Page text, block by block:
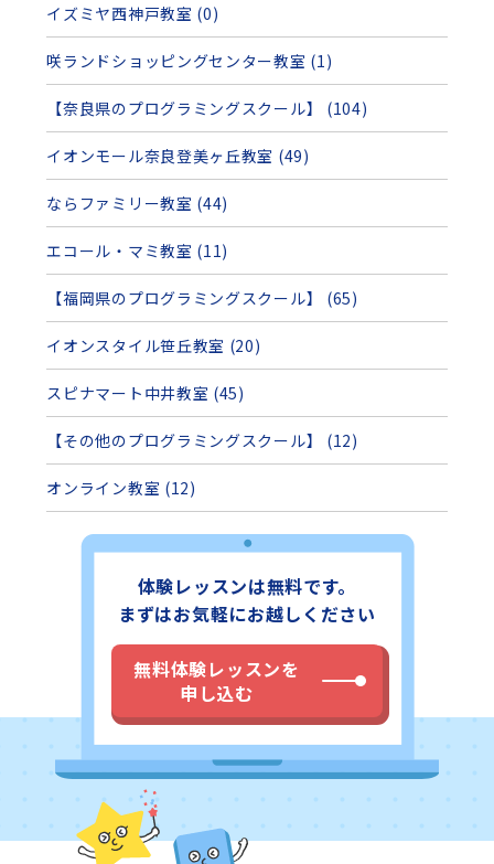
イズミヤ西神戸教室 (0)
咲ランドショッピングセンター教室 (1)
【奈良県のプログラミングスクール】 (104)
イオンモール奈良登美ヶ丘教室 (49)
ならファミリー教室 (44)
エコール・マミ教室 (11)
【福岡県のプログラミングスクール】 (65)
イオンスタイル笹丘教室 (20)
スピナマート中井教室 (45)
【その他のプログラミングスクール】 (12)
オンライン教室 (12)
体験レッスンは無料です。
まずはお気軽にお越しください
無料体験レッスンを
申し込む